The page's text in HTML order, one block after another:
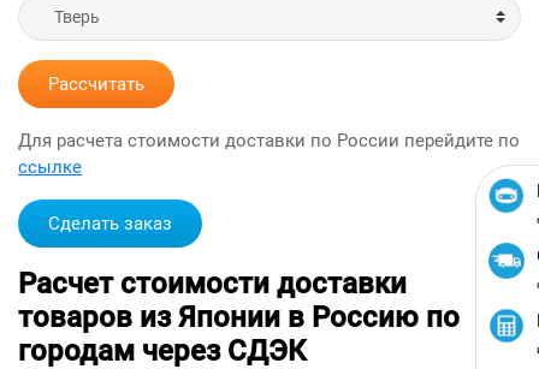
Рассчитать
Для расчета стоимости доставки по России перейдите по
ссылке
Сделать заказ
Расчет стоимости доставки
товаров из Японии в Россию по
городам через СДЭК